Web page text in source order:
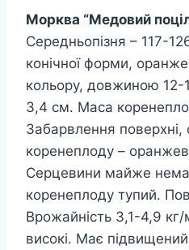
Морква “Медовий
Середньопізня – 117-
конічної форми,
кольору, довжиною
3,4 см. Маса
Забарвлення поверхні,
коренеплоду –
Серцевини майже
коренеплоду тупий.
Врожайність 3,1-4,9 кг/
високі. Має